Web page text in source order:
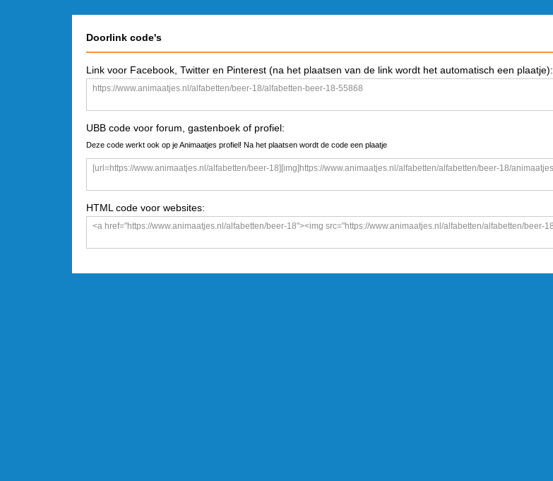
Doorlink code's
Link voor Facebook, Twitter en Pinterest (na het plaatsen van de link wordt het automatisch een plaatje):
UBB code voor forum, gastenboek of profiel:
Deze code werkt ook op je Animaatjes profiel! Na het plaatsen wordt de code een plaatje
HTML code voor websites: